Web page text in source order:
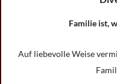
Familie ist,
Auf liebevolle Weise